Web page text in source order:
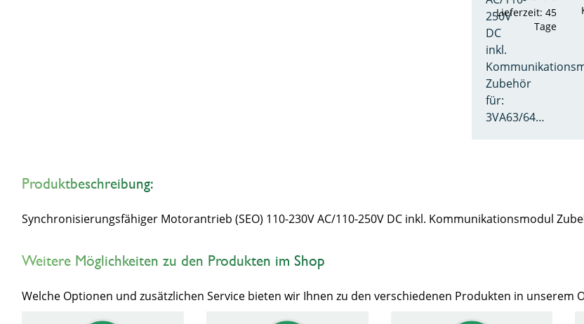
250V
DC
inkl.
Zubehör
für:
3VA63/64…
Lieferzeit: 45
Tage
Produktbeschreibung:
Synchronisierungsfähiger Motorantrieb (SEO) 110-230V AC/110-250V DC inkl. Kommunikationsmodul
Weitere Möglichkeiten zu den Produkten im Shop
Welche Optionen und zusätzlichen Service bieten wir Ihnen zu den verschiedenen Produkten in